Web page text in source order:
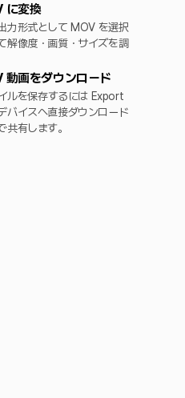
に変換
力形式として MOV を選択
解像度・画質・サイズを調
動画をダウンロード
ルを保存するには Export
バイスへ直接ダウンロード
共有します。